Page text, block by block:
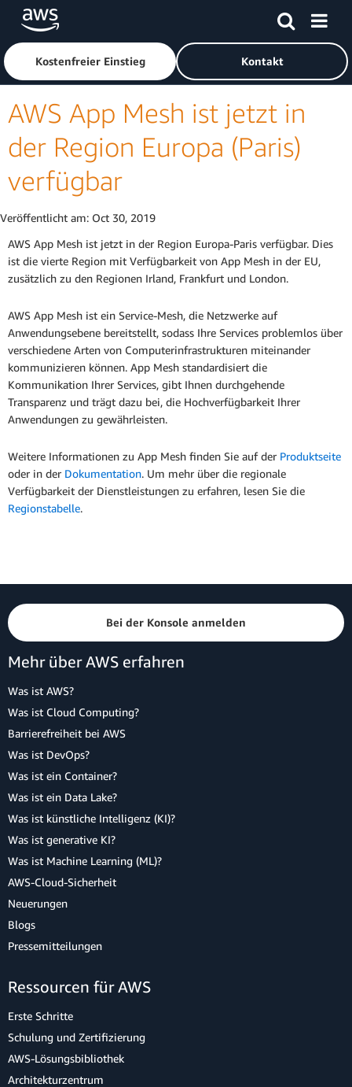
Überspringen zum Hauptinhalt
Klicken Sie hier, um zur Amazon Web Services-Startseite
Kostenfreier Einstieg Kontakt
AWS App Mesh ist jetzt in
der Region Europa (Paris)
verfügbar
Veröffentlicht am: Oct 30, 2019
AWS App Mesh ist jetzt in der Region Europa-Paris verfügbar. Dies
ist die vierte Region mit Verfügbarkeit von App Mesh in der EU,
zusätzlich zu den Regionen Irland, Frankfurt und London.
AWS App Mesh ist ein Service-Mesh, die Netzwerke auf
Anwendungsebene bereitstellt, sodass Ihre Services problemlos über
verschiedene Arten von Computerinfrastrukturen miteinander
kommunizieren können. App Mesh standardisiert die
Kommunikation Ihrer Services, gibt Ihnen durchgehende
Transparenz und trägt dazu bei, die Hochverfügbarkeit Ihrer
Anwendungen zu gewährleisten.
Weitere Informationen zu App Mesh finden Sie auf der Produktseite
oder in der Dokumentation. Um mehr über die regionale
Verfügbarkeit der Dienstleistungen zu erfahren, lesen Sie die
Regionstabelle.
Bei der Konsole anmelden
Mehr über AWS erfahren
Was ist AWS?
Was ist Cloud Computing?
Barrierefreiheit bei AWS
Was ist DevOps?
Was ist ein Container?
Was ist ein Data Lake?
Was ist künstliche Intelligenz (KI)?
Was ist generative KI?
Was ist Machine Learning (ML)?
AWS-Cloud-Sicherheit
Neuerungen
Blogs
Pressemitteilungen
Ressourcen für AWS
Erste Schritte
Schulung und Zertifizierung
AWS-Lösungsbibliothek
Architekturzentrum